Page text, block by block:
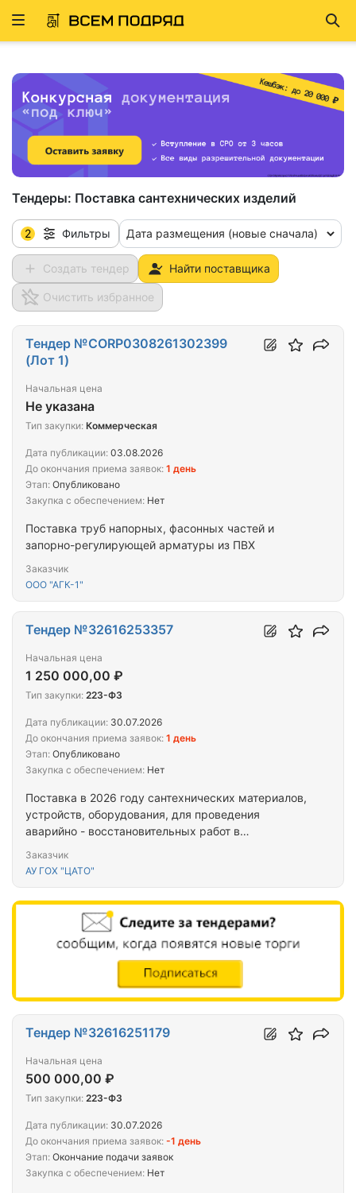
Развернуть
Тендеры: Поставка сантехнических изделий
2 Фильтры Дата размещения (новые сначала)
Создать тендер Найти поставщика
Очистить избранное
Поставка труб напорных, фасонных частей и
запорно-регулирующей арматуры из ПВХ
Заказчик
ООО "АГК-1"
Тендер №CORP0308261302399
(Лот 1)
Начальная цена
Не указана
Тип закупки: Коммерческая
Дата публикации: 03.08.2026
До окончания приема заявок: 1 день
Этап: Опубликовано
Закупка с обеспечением: Нет
Поставка в 2026 году сантехнических материалов,
устройств, оборудования, для проведения
аварийно - восстановительных работ в
для нужд АУ ГОХ «ЦАТО»
Заказчик
АУ ГОХ "ЦАТО"
Тендер №32616253357
Начальная цена
1 250 000,00 ₽
Тип закупки: 223-ФЗ
Дата публикации: 30.07.2026
До окончания приема заявок: 1 день
Этап: Опубликовано
Закупка с обеспечением: Нет
Тендер №32616251179
Начальная цена
500 000,00 ₽
Тип закупки: 223-ФЗ
Дата публикации: 30.07.2026
До окончания приема заявок: -1 день
Этап: Окончание подачи заявок
Закупка с обеспечением: Нет